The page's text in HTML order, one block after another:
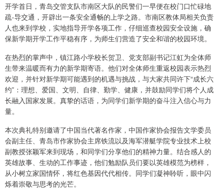
开学首日，青岛交管支队市南区大队的民警们一早便在校门口忙碌地
疏-导交通，开辟出一条安全通畅的上学之路。市南区教体局相关负责
人也来到学校，实地指导开学各项工作，仔细巡查校园安全设施，确
保新学期开学工作平稳有序，为师生们营造了安全和谐的校园环境。
在热烈的掌声中，镇江路小学校长贺卫、党支部副书记江虹为全体师
生带来温暖而有力的新学期寄语。他们对全体师生重返校园表示热烈
欢迎，并针对新学期可能遇到的机遇与挑战，与大家共同许下“成长六
约”：理想、爱国、文明、自律、勤学、健康，并鼓励同学们将个人成
长融入国家发展。真挚的话语，为同学们新学期的奋斗注入信心与力
量。
本次典礼特别邀请了中国当代著名作家，中国作家协会报告文学委员
会副主任、青岛市作家协会主席铁流以及海军潜艇学院专业技术上校
副教授张颖军来到现场，和同学们分享他们的精神力量。结合感人的
英雄故事、生动的工作事迹，他们勉励队员们要以英雄模范为榜样，
从小树立家国情怀，将红色基因代代相传。同学们凝神聆听，眼中闪
烁着崇敬与思考的光芒。